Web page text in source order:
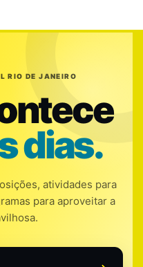
RIO DE JANEIRO
dias.
atividades para
para aproveitar a